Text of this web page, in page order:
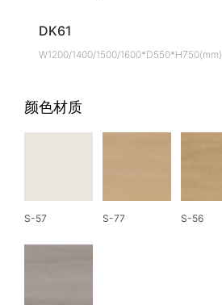
DK61
W1200/1400/1500/1600*D550*H750(mm)
颜色材质
S-57 S-77 S-56